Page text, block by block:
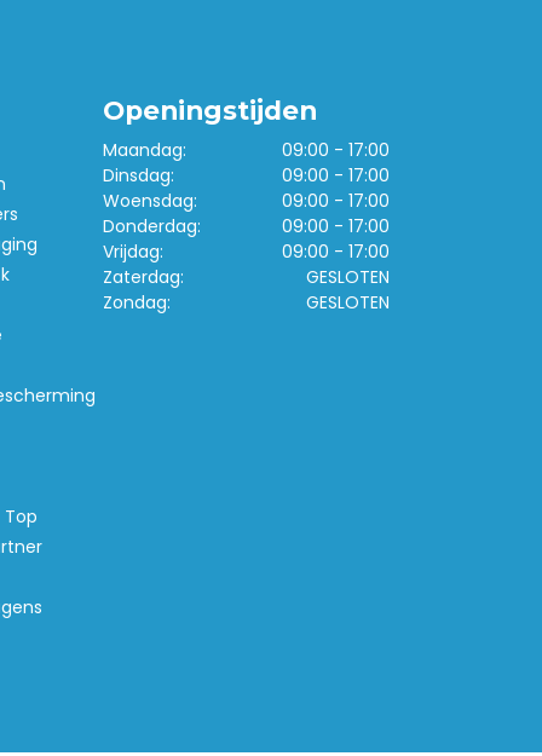
Top
Openingstijden
Maandag:
09:00 - 17:00
Dinsdag:
09:00 - 17:00
Woensdag:
09:00 - 17:00
Donderdag:
09:00 - 17:00
Vrijdag:
09:00 - 17:00
Zaterdag:
GESLOTEN
Zondag:
GESLOTEN